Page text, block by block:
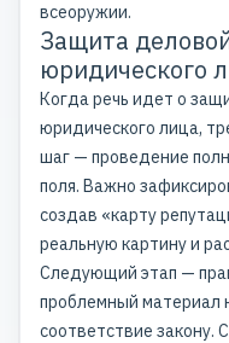
всеоружии.
Защита
юридического
Когда речь идет о
юридического лица,
шаг — проведение
поля. Важно
создав «карту
реальную картину и
Следующий этап —
проблемный материал
соответствие закону.